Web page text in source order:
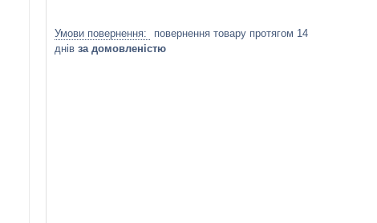
повернення товару протягом 14
днів за домовленістю